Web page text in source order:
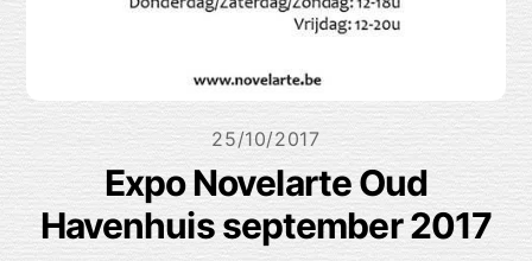
25/10/2017
Expo Novelarte Oud
Havenhuis september 2017